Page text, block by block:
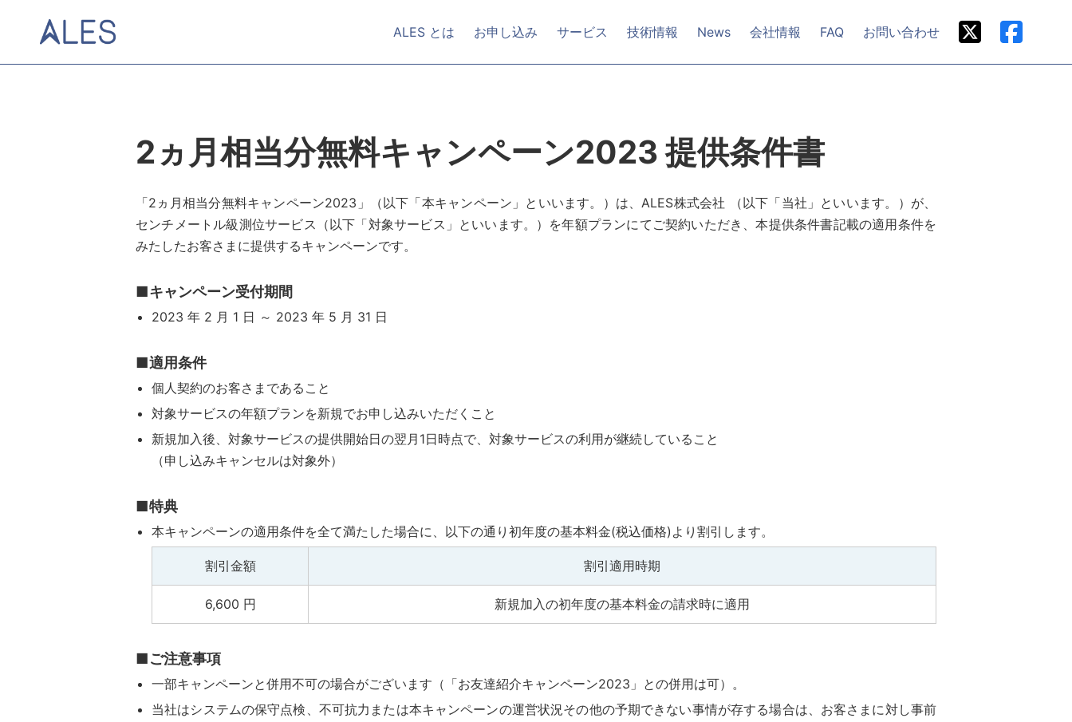
ALES とは お申し込み サービス 技術情報 News 会社情報 FAQ お問い合わせ
2ヵ月相当分無料キャンペーン2023 提供条件書
「2ヵ月相当分無料キャンペーン2023」（以下「本キャンペーン」といいます。）は、ALES株式会社 （以下「当社」といいます。）が、
センチメートル級測位サービス（以下「対象サービス」といいます。）を年額プランにてご契約いただき、本提供条件書記載の適用条件を
みたしたお客さまに提供するキャンペーンです。
■キャンペーン受付期間
2023 年 2 月 1 日 ～ 2023 年 5 月 31 日
■適用条件
個人契約のお客さまであること
対象サービスの年額プランを新規でお申し込みいただくこと
新規加入後、対象サービスの提供開始日の翌月1日時点で、対象サービスの利用が継続していること
（申し込みキャンセルは対象外）
■特典
本キャンペーンの適用条件を全て満たした場合に、以下の通り初年度の基本料金(税込価格)より割引します。
割引金額 割引適用時期
6,600 円 新規加入の初年度の基本料金の請求時に適用
■ご注意事項
一部キャンペーンと併用不可の場合がございます（「お友達紹介キャンペーン2023」との併用は可）。
当社はシステムの保守点検、不可抗力または本キャンペーンの運営状況その他の予期できない事情が存する場合は、お客さまに対し事前